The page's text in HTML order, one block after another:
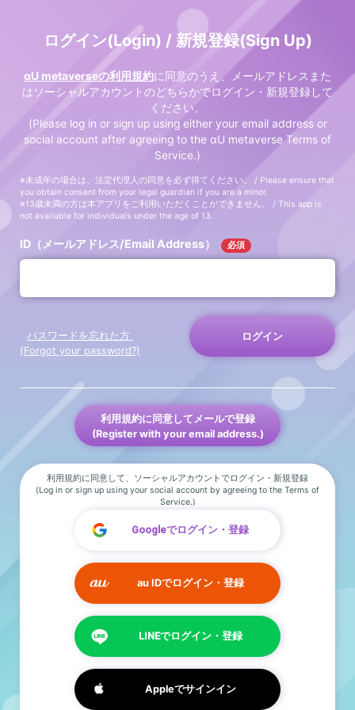
ログイン(Login) / 新規登録(Sign Up)
αU metaverseの利用規約に同意のうえ、メールアドレスまた
はソーシャルアカウントのどちらかでログイン・新規登録して
ください。
(Please log in or sign up using either your email address or
social account after agreeing to the αU metaverse Terms of
Service.)
※未成年の場合は、法定代理人の同意を必ず得てください。 / Please ensure that
you obtain consent from your legal guardian if you are a minor.
※13歳未満の方は本アプリをご利用いただくことができません。 / This app is
not available for individuals under the age of 13.
ID（メールアドレス/Email Address） 必須
ログイン
パスワードを忘れた方
(Forgot your password?)
利用規約に同意してメールで登録
(Register with your email address.)
利用規約に同意して、ソーシャルアカウントでログイン・新規登録
(Log in or sign up using your social account by agreeing to the Terms of
Service.)
Googleでログイン・登録
au IDでログイン・登録
LINEでログイン・登録
Appleでサインイン